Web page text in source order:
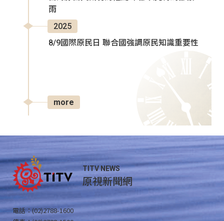
雨
2025
8/9國際原民日 聯合國強調原民知識重要性
more
TITV NEWS
原視新聞網
電話：(02)2788-1600